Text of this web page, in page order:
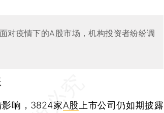
对疫情下的A股市场，机构投资者纷纷调
响，3824家A股 上市公司仍如期披露